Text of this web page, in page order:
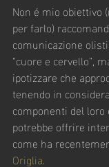
Non é mio obiettivo
per farlo)
comunicazione
“cuore e cervello”,
ipotizzare che
tenendo in
componenti del loro
potrebbe offrire
come ha
Origlia.